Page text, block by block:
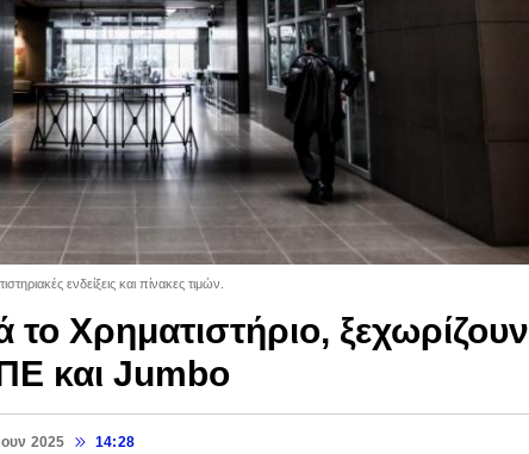
ενδείξεις και πίνακες τιμών.
το Χρηματιστήριο, ξεχωρίζουν
και Jumbo
2025 14:28